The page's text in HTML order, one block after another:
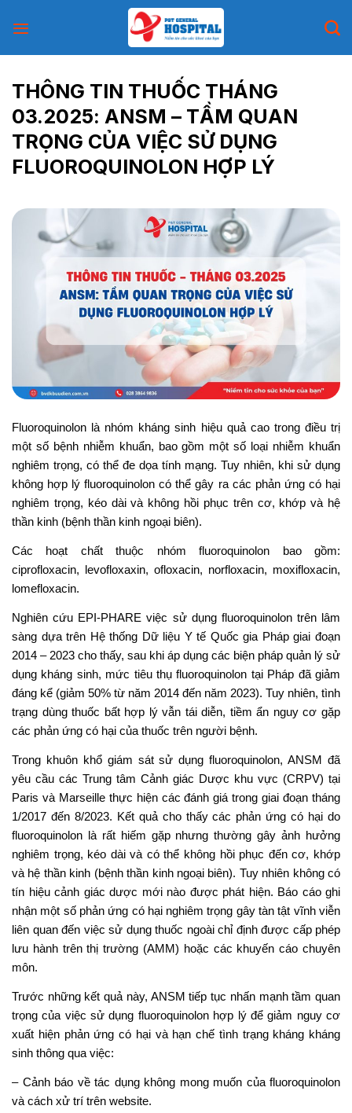
THÔNG TIN THUỐC THÁNG
03.2025: ANSM – TẦM QUAN
TRỌNG CỦA VIỆC SỬ DỤNG
FLUOROQUINOLON HỢP LÝ
Fluoroquinolon là nhóm kháng sinh hiệu quả cao trong điều trị
một số bệnh nhiễm khuẩn, bao gồm một số loại nhiễm khuẩn
nghiêm trọng, có thể đe dọa tính mạng. Tuy nhiên, khi sử dụng
không hợp lý fluoroquinolon có thể gây ra các phản ứng có hại
nghiêm trọng, kéo dài và không hồi phục trên cơ, khớp và hệ
thần kinh (bệnh thần kinh ngoại biên).
Các hoạt chất thuộc nhóm fluoroquinolon bao gồm:
ciprofloxacin, levofloxaxin, ofloxacin, norfloxacin, moxifloxacin,
lomefloxacin.
Nghiên cứu EPI-PHARE việc sử dụng fluoroquinolon trên lâm
sàng dựa trên Hệ thống Dữ liệu Y tế Quốc gia Pháp giai đoạn
2014 – 2023 cho thấy, sau khi áp dụng các biện pháp quản lý sử
dụng kháng sinh, mức tiêu thụ fluoroquinolon tại Pháp đã giảm
đáng kể (giảm 50% từ năm 2014 đến năm 2023). Tuy nhiên, tình
trạng dùng thuốc bất hợp lý vẫn tái diễn, tiềm ẩn nguy cơ gặp
các phản ứng có hại của thuốc trên người bệnh.
Trong khuôn khổ giám sát sử dụng fluoroquinolon, ANSM đã
yêu cầu các Trung tâm Cảnh giác Dược khu vực (CRPV) tại
Paris và Marseille thực hiện các đánh giá trong giai đoạn tháng
1/2017 đến 8/2023. Kết quả cho thấy các phản ứng có hại do
fluoroquinolon là rất hiếm gặp nhưng thường gây ảnh hưởng
nghiêm trọng, kéo dài và có thể không hồi phục đến cơ, khớp
và hệ thần kinh (bệnh thần kinh ngoại biên). Tuy nhiên không có
tín hiệu cảnh giác dược mới nào được phát hiện. Báo cáo ghi
nhận một số phản ứng có hại nghiêm trọng gây tàn tật vĩnh viễn
liên quan đến việc sử dụng thuốc ngoài chỉ định được cấp phép
lưu hành trên thị trường (AMM) hoặc các khuyến cáo chuyên
môn.
Trước những kết quả này, ANSM tiếp tục nhấn mạnh tầm quan
trọng của việc sử dụng fluoroquinolon hợp lý để giảm nguy cơ
xuất hiện phản ứng có hại và hạn chế tình trạng kháng kháng
sinh thông qua việc:
– Cảnh báo về tác dụng không mong muốn của fluoroquinolon
và cách xử trí trên website.